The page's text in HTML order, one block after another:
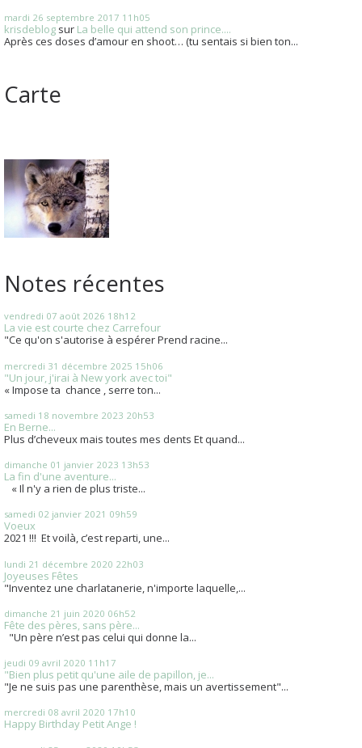
mardi 26 septembre 2017 11h05
krisdeblog sur La belle qui attend son prince....
Après ces doses d’amour en shoot… (tu sentais si bien ton...
Carte
Notes récentes
vendredi 07 août 2026 18h12
La vie est courte chez Carrefour
"Ce qu'on s'autorise à espérer Prend racine...
mercredi 31 décembre 2025 15h06
"Un jour, j'irai à New york avec toi"
« Impose ta chance , serre ton...
samedi 18 novembre 2023 20h53
En Berne...
Plus d’cheveux mais toutes mes dents Et quand...
dimanche 01 janvier 2023 13h53
La fin d'une aventure...
« Il n'y a rien de plus triste...
samedi 02 janvier 2021 09h59
Voeux
2021 !!! Et voilà, c’est reparti, une...
lundi 21 décembre 2020 22h03
Joyeuses Fêtes
"Inventez une charlatanerie, n'importe laquelle,...
dimanche 21 juin 2020 06h52
Fête des pères, sans père...
"Un père n’est pas celui qui donne la...
jeudi 09 avril 2020 11h17
"Bien plus petit qu'une aile de papillon, je...
"Je ne suis pas une parenthèse, mais un avertissement"...
mercredi 08 avril 2020 17h10
Happy Birthday Petit Ange !